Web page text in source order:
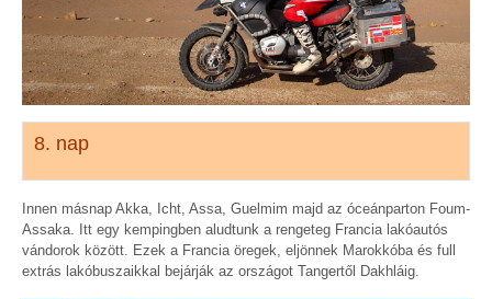
8. nap
Innen másnap Akka, Icht, Assa, Guelmim majd az óceánparton Foum-
Assaka. Itt egy kempingben aludtunk a rengeteg Francia lakóautós
vándorok között. Ezek a Francia öregek, eljönnek Marokkóba és full
extrás lakóbuszaikkal bejárják az országot Tangertől Dakhláig.